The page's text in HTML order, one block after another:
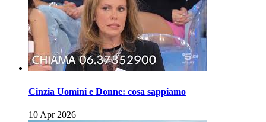
Cinzia Uomini e Donne: cosa sappiamo
10 Apr 2026